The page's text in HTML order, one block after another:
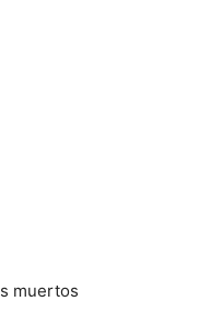
muertos